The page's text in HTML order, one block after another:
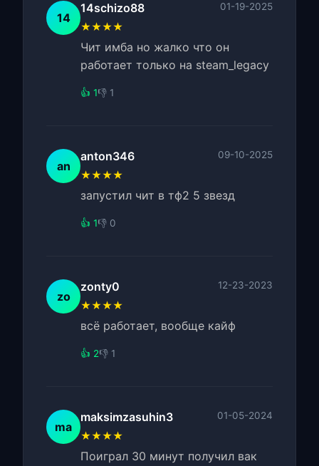
14
14schizo88 01-19-2025
★★★★
Чит имба но жалко что он
работает только на steam_legacy
👍 1👎 1
an
anton346 09-10-2025
★★★★
запустил чит в тф2 5 звезд
👍 1👎 0
zo
zonty0 12-23-2023
★★★★
всё работает, вообще кайф
👍 2👎 1
ma
maksimzasuhin3 01-05-2024
★★★★
Поиграл 30 минут получил вак